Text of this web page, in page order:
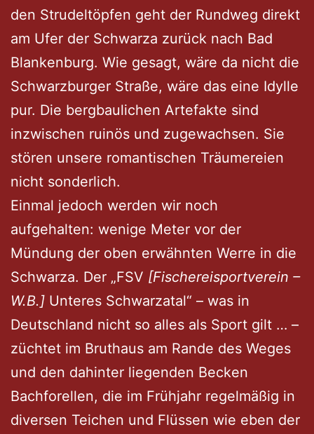
den Strudeltöpfen geht der Rundweg direkt
am Ufer der Schwarza zurück nach Bad
Blankenburg. Wie gesagt, wäre da nicht die
Schwarzburger Straße, wäre das eine Idylle
pur. Die bergbaulichen Artefakte sind
inzwischen ruinös und zugewachsen. Sie
stören unsere romantischen Träumereien
nicht sonderlich.
Einmal jedoch werden wir noch
aufgehalten: wenige Meter vor der
Mündung der oben erwähnten Werre in die
Schwarza. Der „FSV [Fischereisportverein –
W.B.] Unteres Schwarzatal“ – was in
Deutschland nicht so alles als Sport gilt … –
züchtet im Bruthaus am Rande des Weges
und den dahinter liegenden Becken
Bachforellen, die im Frühjahr regelmäßig in
diversen Teichen und Flüssen wie eben der